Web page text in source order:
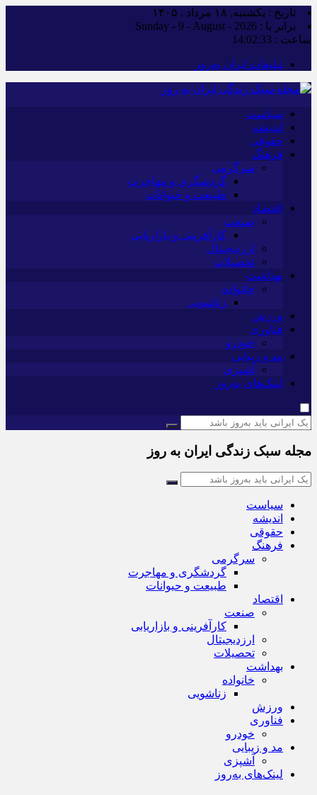
تاریخ : یکشنبه, ۱۸ مرداد , ۱۴۰۵
برابر با : Sunday - 9 - August - 2026
ساعت : 14:02:34
تبلیغات ایران به‌روز
سیاست
اندیشه
حقوقی
فرهنگ
سرگرمی
گردشگری و مهاجرت
طبیعت و حیوانات
اقتصاد
صنعت
کارآفرینی و بازاریابی
ارزدیجیتال
تحصیلات
بهداشت
خانواده
زناشویی
ورزش
فناوری
خودرو
مد و زیبایی
آشپزی
لینک‌های به‌روز
مجله سبک زندگی ایران به روز
سیاست
اندیشه
حقوقی
فرهنگ
سرگرمی
گردشگری و مهاجرت
طبیعت و حیوانات
اقتصاد
صنعت
کارآفرینی و بازاریابی
ارزدیجیتال
تحصیلات
بهداشت
خانواده
زناشویی
ورزش
فناوری
خودرو
مد و زیبایی
آشپزی
لینک‌های به‌روز